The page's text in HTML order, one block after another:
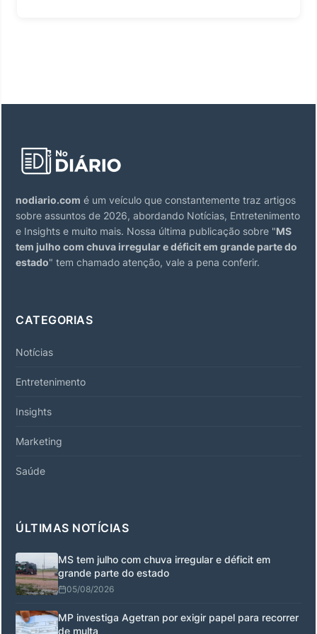
nodiario.com é um veículo que constantemente traz artigos
sobre assuntos de 2026, abordando Notícias, Entretenimento
e Insights e muito mais. Nossa última publicação sobre "MS
tem julho com chuva irregular e déficit em grande parte do
estado" tem chamado atenção, vale a pena conferir.
CATEGORIAS
Notícias
Entretenimento
Insights
Marketing
Saúde
ÚLTIMAS NOTÍCIAS
MS tem julho com chuva irregular e déficit em
grande parte do estado
05/08/2026
MP investiga Agetran por exigir papel para recorrer
de multa